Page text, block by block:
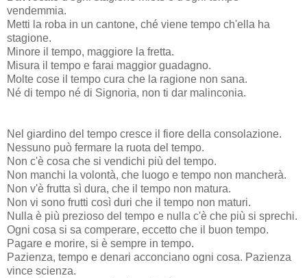
vendemmia.
Metti la roba in un cantone, ché viene tempo ch'ella ha
stagione.
Minore il tempo, maggiore la fretta.
Misura il tempo e farai maggior guadagno.
Molte cose il tempo cura che la ragione non sana.
Né di tempo né di Signoria, non ti dar malinconia.
Nel giardino del tempo cresce il fiore della consolazione.
Nessuno può fermare la ruota del tempo.
Non c'è cosa che si vendichi più del tempo.
Non manchi la volontà, che luogo e tempo non mancherà.
Non v'è frutta sì dura, che il tempo non matura.
Non vi sono frutti così duri che il tempo non maturi.
Nulla è più prezioso del tempo e nulla c'è che più si sprechi.
Ogni cosa si sa comperare, eccetto che il buon tempo.
Pagare e morire, si è sempre in tempo.
Pazienza, tempo e denari acconciano ogni cosa. Pazienza
vince scienza.